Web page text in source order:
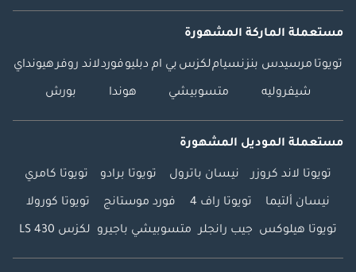
مستعملة الماركة المشهورة
تويوتا مرسيدس بنزنسياملكزس بي ام دبليوفوردلاند روفرهيونداي
شيفروليه متسوبيشي هوندا بورش
مستعملة الموديل المشهورة
تويوتا لاند كروزر نيسان باترول تويوتا برادو تويوتا كامري
نيسان ألتيما تويوتا راف 4 فورد موستانج تويوتا كورولا
تويوتا هيلوكس جيب رانجلر متسوبيشي باجيرو لكزس LS 430